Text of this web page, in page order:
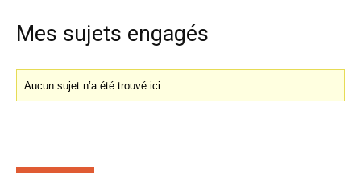
Mes sujets engagés
Aucun sujet n’a été trouvé ici.